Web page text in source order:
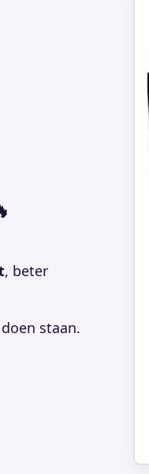
, beter
staan.